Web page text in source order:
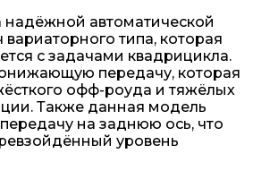
автоматической
типа, которая
с задачами квадрицикла.
передачу, которая
офф-роуда и тяжёлых
Также данная модель
на заднюю ось, что
уровень